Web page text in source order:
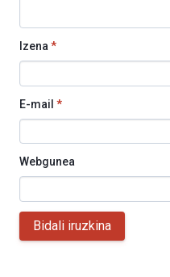
Izena*
E-mail *
Webgunea
Bidali iruzkina